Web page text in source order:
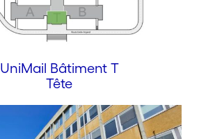
UniMail Bâtiment T
Tête